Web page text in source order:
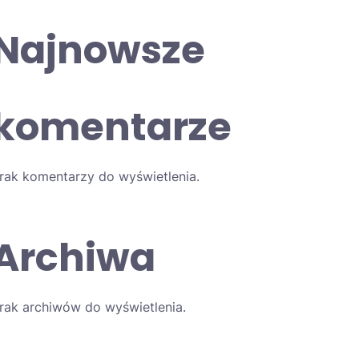
komentarzy do wyświetlenia.
archiwów do wyświetlenia.